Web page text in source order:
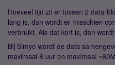
Hoeveel tijd zit er tussen 2 data-
lang is, dan wordt er misschien
verbruikt. Als dat kort is, dan
Bij Simyo wordt de data
maximaal 8 uur en maximaal